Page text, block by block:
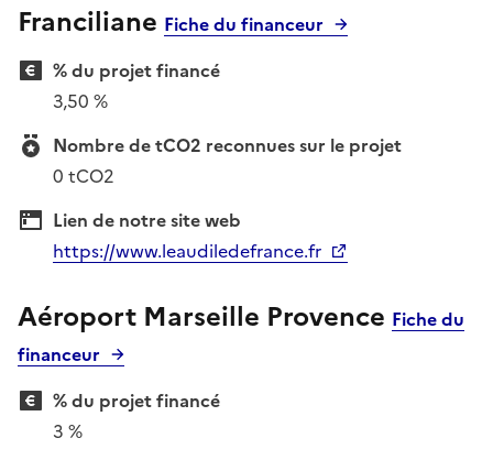
Franciliane Fiche du financeur
% du projet financé
3,50 %
Nombre de tCO2 reconnues sur le projet
0 tCO2
Lien de notre site web
https://www.leaudiledefrance.fr
Aéroport Marseille Provence Fiche du
financeur
% du projet financé
3 %